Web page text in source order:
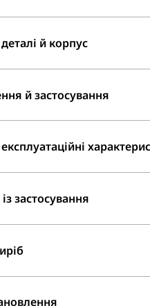
й корпус
й застосування
із застосування